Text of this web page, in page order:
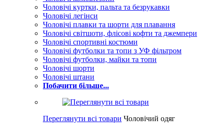
Чоловічі куртки, пальта та безрукавки
Чоловічі легінси
Чоловічі плавки та шорти для плавання
Чоловічі світшоти, флісові кофти та джемпери
Чоловічі спортивні костюми
Чоловічі футболки та топи з УФ фільтром
Чоловічі футболки, майки та топи
Чоловічі шорти
Чоловічі штани
Побачити більше...
Переглянути всі товари Чоловічий одяг